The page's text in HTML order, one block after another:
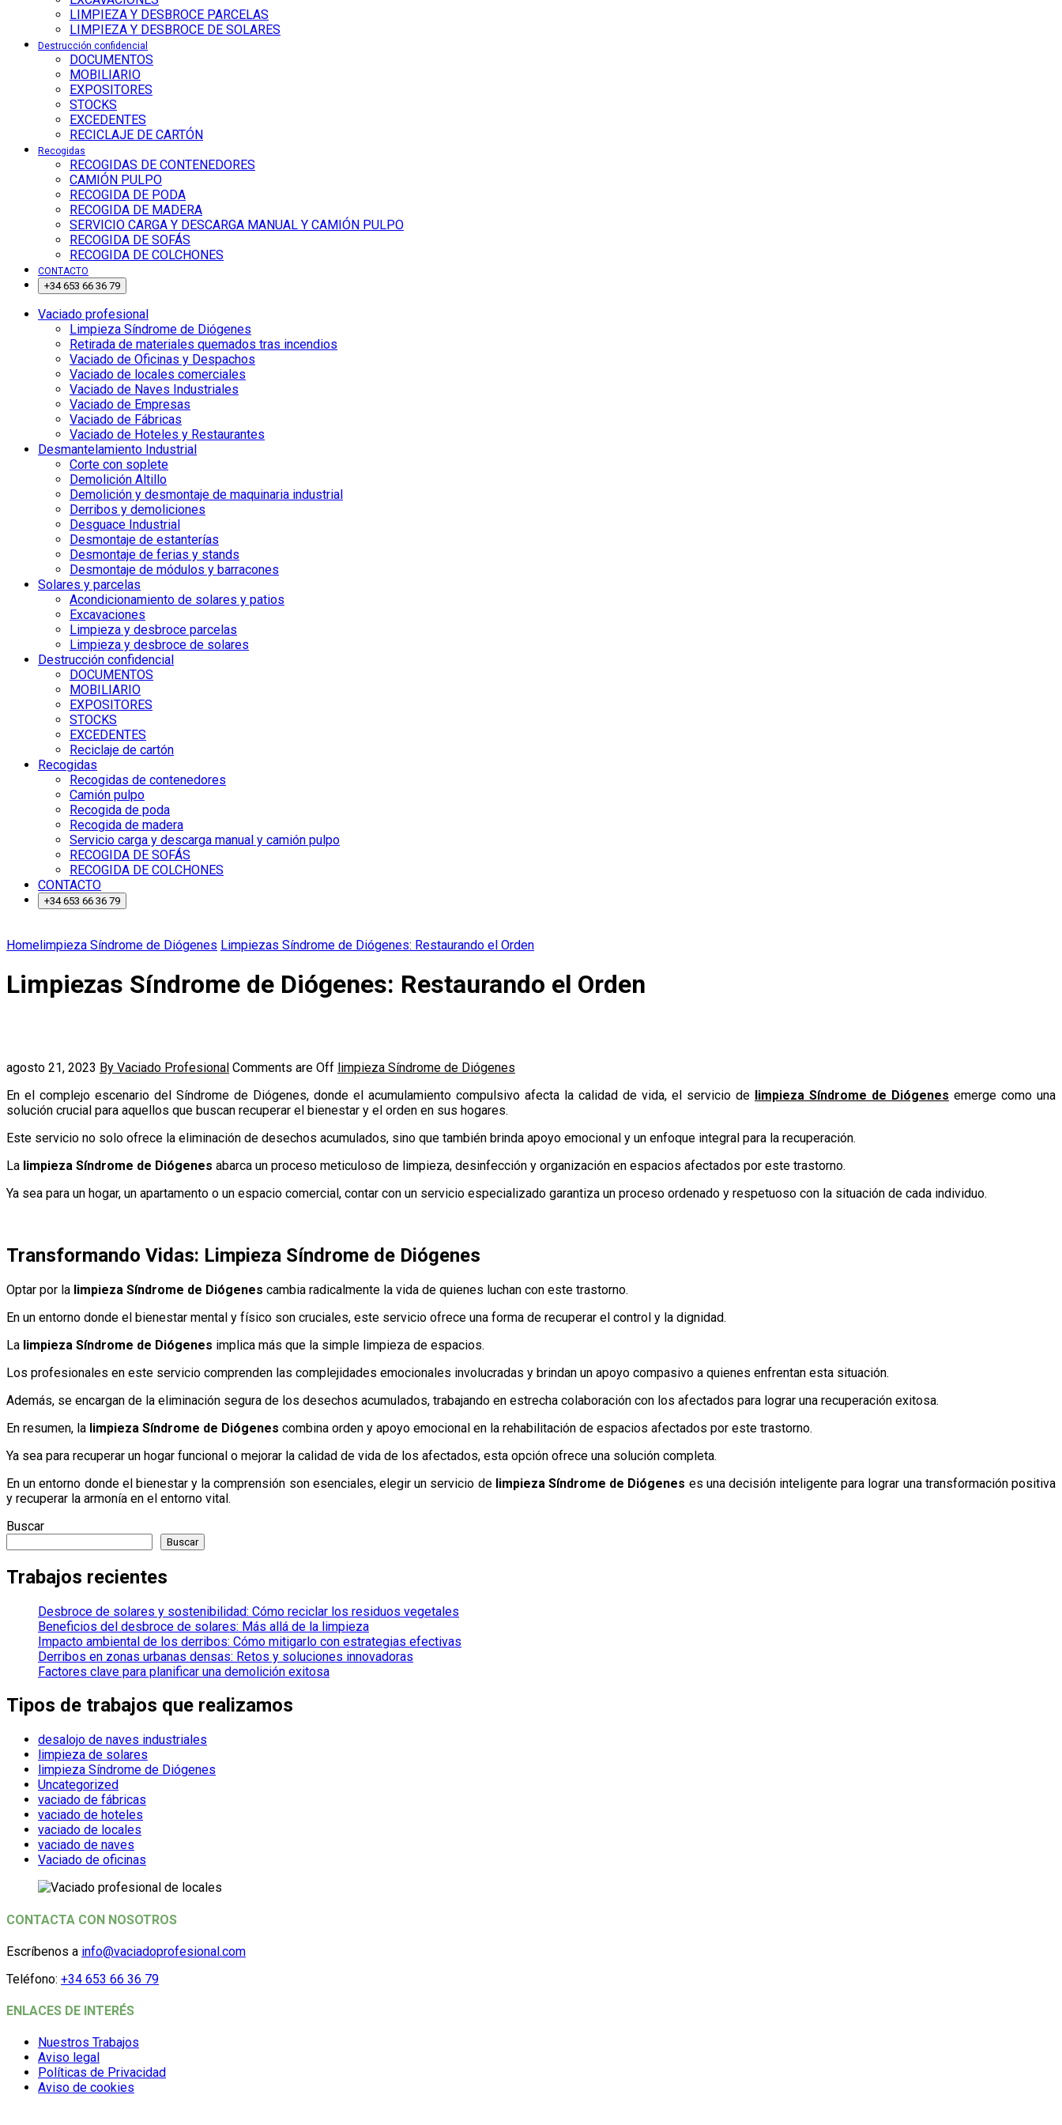
LIMPIEZA Y DESBROCE PARCELAS
LIMPIEZA Y DESBROCE DE SOLARES
Destrucción confidencial
DOCUMENTOS
MOBILIARIO
EXPOSITORES
STOCKS
EXCEDENTES
RECICLAJE DE CARTÓN
Recogidas
RECOGIDAS DE CONTENEDORES
CAMIÓN PULPO
RECOGIDA DE PODA
RECOGIDA DE MADERA
SERVICIO CARGA Y DESCARGA MANUAL Y CAMIÓN PULPO
RECOGIDA DE SOFÁS
RECOGIDA DE COLCHONES
CONTACTO
+34 653 66 36 79
Vaciado profesional
Limpieza Síndrome de Diógenes
Retirada de materiales quemados tras incendios
Vaciado de Oficinas y Despachos
Vaciado de locales comerciales
Vaciado de Naves Industriales
Vaciado de Empresas
Vaciado de Fábricas
Vaciado de Hoteles y Restaurantes
Desmantelamiento Industrial
Corte con soplete
Demolición Altillo
Demolición y desmontaje de maquinaria industrial
Derribos y demoliciones
Desguace Industrial
Desmontaje de estanterías
Desmontaje de ferias y stands
Desmontaje de módulos y barracones
Solares y parcelas
Acondicionamiento de solares y patios
Excavaciones
Limpieza y desbroce parcelas
Limpieza y desbroce de solares
Destrucción confidencial
DOCUMENTOS
MOBILIARIO
EXPOSITORES
STOCKS
EXCEDENTES
Reciclaje de cartón
Recogidas
Recogidas de contenedores
Camión pulpo
Recogida de poda
Recogida de madera
Servicio carga y descarga manual y camión pulpo
RECOGIDA DE SOFÁS
RECOGIDA DE COLCHONES
CONTACTO
+34 653 66 36 79
Homelimpieza Síndrome de Diógenes Limpiezas Síndrome de Diógenes: Restaurando el Orden
Limpiezas Síndrome de Diógenes: Restaurando el Orden
agosto 21, 2023 By Vaciado Profesional Comments are Off limpieza Síndrome de Diógenes
En el complejo escenario del Síndrome de Diógenes, donde el acumulamiento compulsivo afecta la calidad de vida, el servicio de limpieza Síndrome de Diógenes emerge como una
solución crucial para aquellos que buscan recuperar el bienestar y el orden en sus hogares.
Este servicio no solo ofrece la eliminación de desechos acumulados, sino que también brinda apoyo emocional y un enfoque integral para la recuperación.
La limpieza Síndrome de Diógenes abarca un proceso meticuloso de limpieza, desinfección y organización en espacios afectados por este trastorno.
Ya sea para un hogar, un apartamento o un espacio comercial, contar con un servicio especializado garantiza un proceso ordenado y respetuoso con la situación de cada individuo.
Transformando Vidas: Limpieza Síndrome de Diógenes
Optar por la limpieza Síndrome de Diógenes cambia radicalmente la vida de quienes luchan con este trastorno.
En un entorno donde el bienestar mental y físico son cruciales, este servicio ofrece una forma de recuperar el control y la dignidad.
La limpieza Síndrome de Diógenes implica más que la simple limpieza de espacios.
Los profesionales en este servicio comprenden las complejidades emocionales involucradas y brindan un apoyo compasivo a quienes enfrentan esta situación.
Además, se encargan de la eliminación segura de los desechos acumulados, trabajando en estrecha colaboración con los afectados para lograr una recuperación exitosa.
En resumen, la limpieza Síndrome de Diógenes combina orden y apoyo emocional en la rehabilitación de espacios afectados por este trastorno.
Ya sea para recuperar un hogar funcional o mejorar la calidad de vida de los afectados, esta opción ofrece una solución completa.
En un entorno donde el bienestar y la comprensión son esenciales, elegir un servicio de limpieza Síndrome de Diógenes es una decisión inteligente para lograr una transformación positiva
y recuperar la armonía en el entorno vital.
Buscar
Buscar
Trabajos recientes
Desbroce de solares y sostenibilidad: Cómo reciclar los residuos vegetales
Beneficios del desbroce de solares: Más allá de la limpieza
Impacto ambiental de los derribos: Cómo mitigarlo con estrategias efectivas
Derribos en zonas urbanas densas: Retos y soluciones innovadoras
Factores clave para planificar una demolición exitosa
Tipos de trabajos que realizamos
desalojo de naves industriales
limpieza de solares
limpieza Síndrome de Diógenes
Uncategorized
vaciado de fábricas
vaciado de hoteles
vaciado de locales
vaciado de naves
Vaciado de oficinas
CONTACTA CON NOSOTROS
Escríbenos a info@vaciadoprofesional.com
Teléfono: +34 653 66 36 79
ENLACES DE INTERÉS
Nuestros Trabajos
Aviso legal
Políticas de Privacidad
Aviso de cookies